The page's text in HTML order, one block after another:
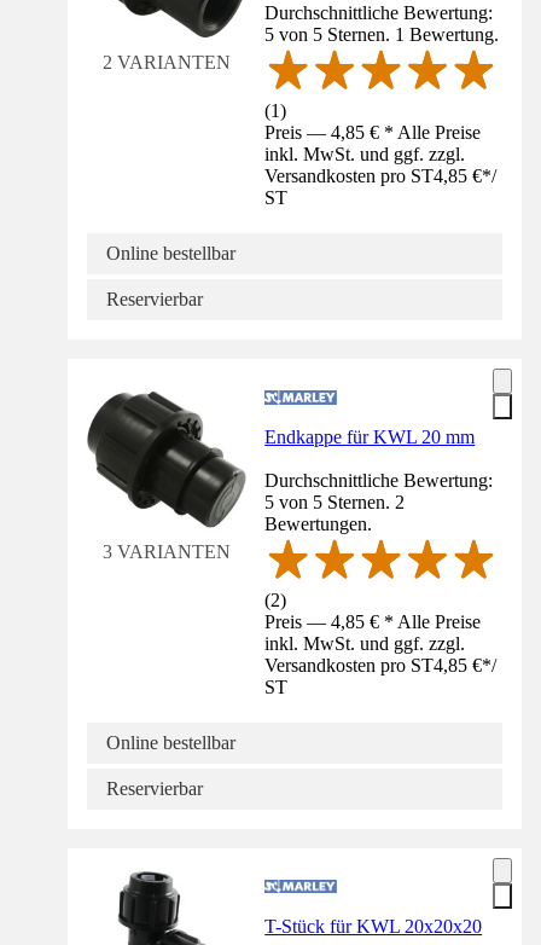
2 VARIANTEN
Durchschnittliche Bewertung:
5 von 5 Sternen. 1 Bewertung.
(1)
Preis — 4,85 € * Alle Preise
inkl. MwSt. und ggf. zzgl.
Versandkosten pro ST4,85 €*/
ST
Online bestellbar
Reservierbar
3 VARIANTEN
Endkappe für KWL 20 mm
Durchschnittliche Bewertung:
5 von 5 Sternen. 2
Bewertungen.
(2)
Preis — 4,85 € * Alle Preise
inkl. MwSt. und ggf. zzgl.
Versandkosten pro ST4,85 €*/
ST
Online bestellbar
Reservierbar
T-Stück für KWL 20x20x20